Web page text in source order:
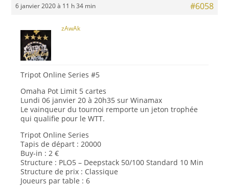
6 janvier 2020 à 11 h 34 min #6058
zAwAk
Tripot Online Series #5
Omaha Pot Limit 5 cartes
Lundi 06 janvier 20 à 20h35 sur Winamax
Le vainqueur du tournoi remporte un jeton trophée
qui qualifie pour le WTT.
Tripot Online Series
Tapis de départ : 20000
Buy-in : 2 €
Structure : PLO5 – Deepstack 50/100 Standard 10 Min
Structure de prix : Classique
Joueurs par table : 6